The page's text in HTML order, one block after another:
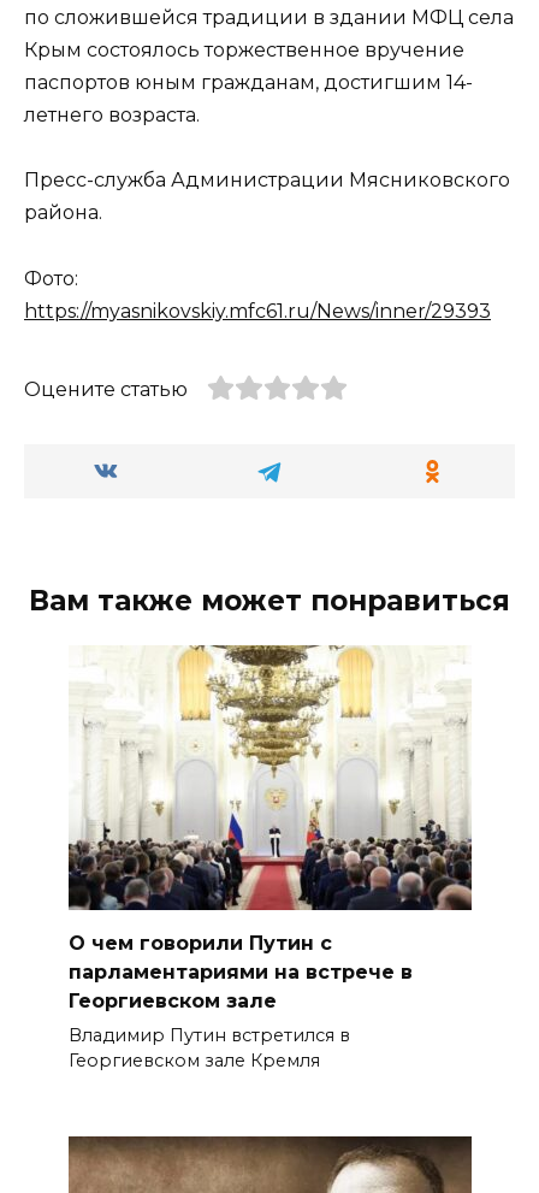
по сложившейся традиции в здании МФЦ села
Крым состоялось торжественное вручение
паспортов юным гражданам, достигшим 14-
летнего возраста.
Пресс-служба Администрации Мясниковского
района.
Фото:
https://myasnikovskiy.mfc61.ru/News/inner/29393
Оцените статью
Вам также может понравиться
О чем говорили Путин с
парламентариями на встрече в
Георгиевском зале
Владимир Путин встретился в
Георгиевском зале Кремля